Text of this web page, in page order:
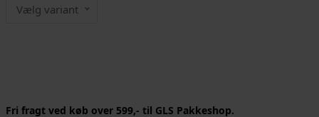
Vælg variant
Fri fragt ved køb over 599,- til GLS Pakkeshop.